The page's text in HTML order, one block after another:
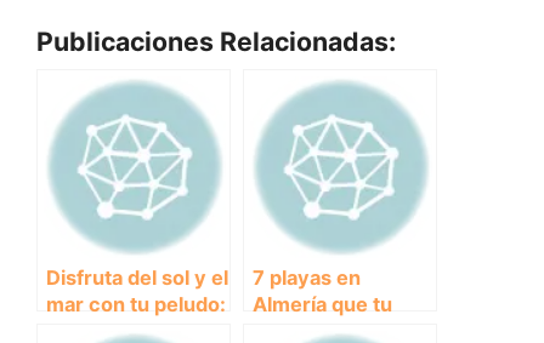
Publicaciones Relacionadas:
Disfruta del sol y el
mar con tu peludo:
Descubre la playa
7 playas en
Almería que tu
perro amará este